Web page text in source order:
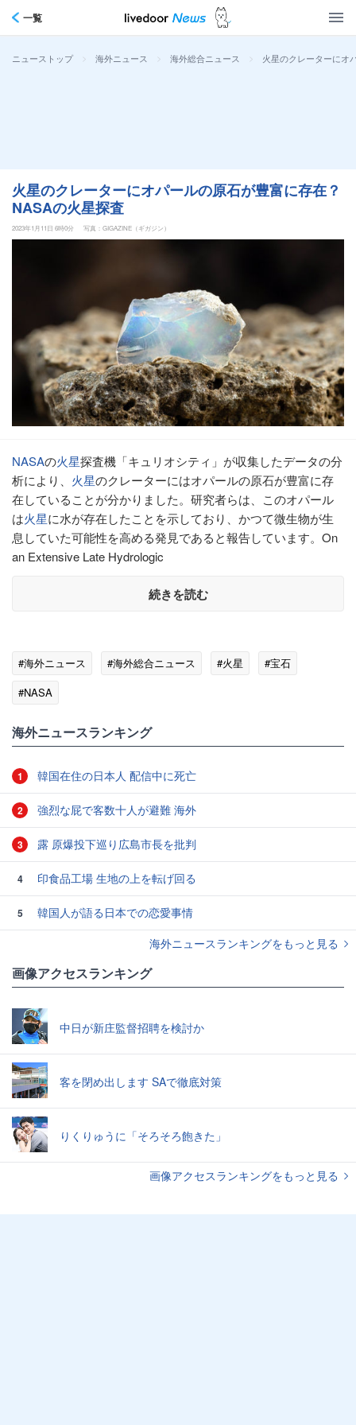
一覧
ニューストップ > 海外ニュース > 海外総合ニュース > 火星のクレーターにオ
火星のクレーターにオパールの原石が豊富に存在？
NASAの火星探査
2023年1月11日 6時0分 写真：GIGAZINE（ギガジン）
NASAの火星探査機「キュリオシティ」が収集したデータの分
析により、 火星のクレーターにはオパールの原石が豊富に存
在していることが分かりました。研究者らは、このオパール
は火星に水が存在したことを示しており、かつて微生物が生
息していた可能性を高める発見であると報告しています。On
an Extensive Late Hydrologic
続きを読む
#海外ニュース #海外総合ニュース #火星
#宝石
#NASA
海外ニュースランキング
1 韓国在住の日本人 配信中に死亡
2 強烈な屁で客数十人が避難 海外
3 露 原爆投下巡り広島市長を批判
4 印食品工場 生地の上を転げ回る
5
韓国人が語る日本での恋愛事情
海外ニュースランキングをもっと見る
画像アクセスランキング
中日が新庄監督招聘を検討か
客を閉め出します SAで徹底対策
りくりゅうに「そろそろ飽きた」
画像アクセスランキングをもっと見る